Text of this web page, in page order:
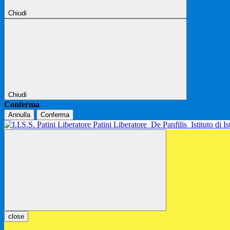
Chiudi
Chiudi
Conferma
Annulla Conferma
Patini Liberatore De Panfilis Istituto di
close